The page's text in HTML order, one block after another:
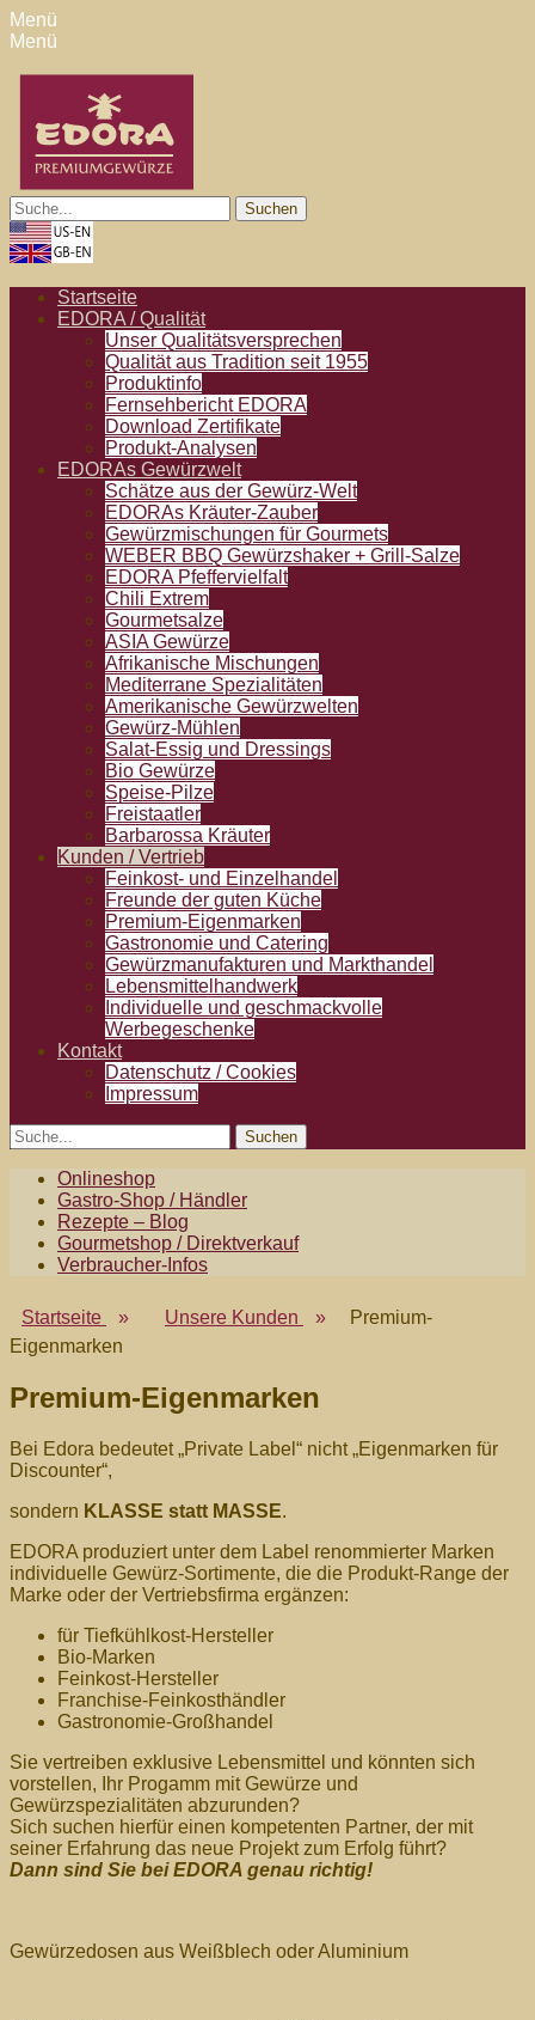
Menü
Menü
EDORA Gewürze
der Experte für exotische Gewürze
Suche
für:
Facebook
Email
Pinterest
YouTube
Instagram
Website
Erstes
Menü
Zum
Inhalt:
Startseite
EDORA / Qualität
Unser Qualitätsversprechen
Qualität aus Tradition seit 1955
Produktinfo
Fernsehbericht EDORA
Download Zertifikate
Produkt-Analysen
EDORAs Gewürzwelt
Schätze aus der Gewürz-Welt
EDORAs Kräuter-Zauber
Gewürzmischungen für Gourmets
WEBER BBQ Gewürzshaker + Grill-Salze
EDORA Pfeffervielfalt
Chili Extrem
Gourmetsalze
ASIA Gewürze
Afrikanische Mischungen
Mediterrane Spezialitäten
Amerikanische Gewürzwelten
Gewürz-Mühlen
Salat-Essig und Dressings
Bio Gewürze
Speise-Pilze
Freistaatler
Barbarossa Kräuter
Kunden / Vertrieb
Feinkost- und Einzelhandel
Freunde der guten Küche
Premium-Eigenmarken
Gastronomie und Catering
Gewürzmanufakturen und Markthandel
Lebensmittelhandwerk
Individuelle und geschmackvolle
Werbegeschenke
Kontakt
Datenschutz / Cookies
Impressum
Search
Suche
für:
Zweites
Menü
Zum
Inhalt:
Onlineshop
Gastro-Shop / Händler
Rezepte – Blog
Gourmetshop / Direktverkauf
Verbraucher-Infos
Startseite » Unsere Kunden »
Premium-
Eigenmarken
Premium-Eigenmarken
Bei Edora bedeutet „Private Label“ nicht „Eigenmarken für
Discounter“,
sondern KLASSE statt MASSE.
EDORA produziert unter dem Label renommierter Marken
individuelle Gewürz-Sortimente, die die Produkt-Range der
Marke oder der Vertriebsfirma ergänzen:
für Tiefkühlkost-Hersteller
Bio-Marken
Feinkost-Hersteller
Franchise-Feinkosthändler
Gastronomie-Großhandel
Sie vertreiben exklusive Lebensmittel und könnten sich
vorstellen, Ihr Progamm mit Gewürze und
Gewürzspezialitäten abzurunden?
Sich suchen hierfür einen kompetenten Partner, der mit
seiner Erfahrung das neue Projekt zum Erfolg führt?
Dann sind Sie bei EDORA genau richtig!
Gewürzedosen aus Weißblech oder Aluminium